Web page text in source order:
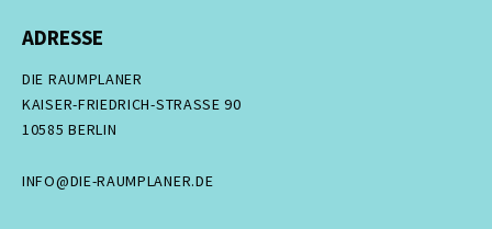
ADRESSE
DIE RAUMPLANER
KAISER-FRIEDRICH-STRASSE 90
10585 BERLIN
INFO@DIE-RAUMPLANER.DE